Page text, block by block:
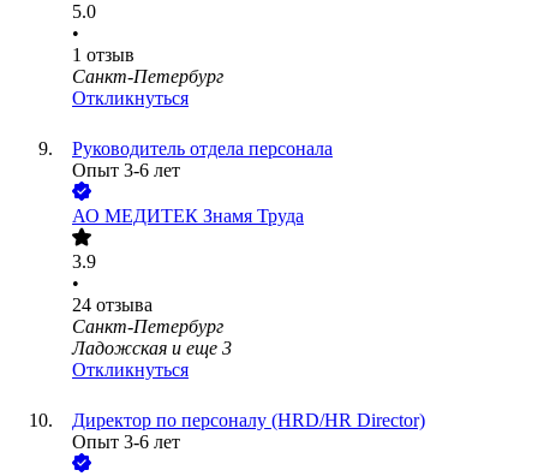
5.0
•
1 отзыв
Санкт-Петербург
Откликнуться
Руководитель отдела персонала
Опыт 3-6 лет
АО МЕДИТЕК Знамя Труда
3.9
•
24 отзыва
Санкт-Петербург
Ладожская и еще 3
Откликнуться
Директор по персоналу (HRD/HR Director)
Опыт 3-6 лет